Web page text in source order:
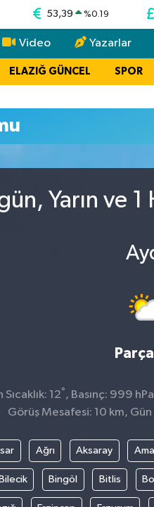
53,39 %0.19
Video Yazarlar
ELAZIĞ GÜNCEL SPOR
Yarın ve
12° , Basınç: 999
Görüş Mesafesi: 10 km, Gün
Ağrı Aksaray
Bilecik Bingöl Bitlis